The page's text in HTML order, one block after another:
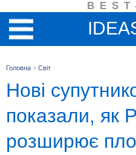
Головна > Світ
Нові
показали, як
розширює